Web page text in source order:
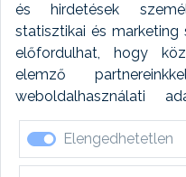
és hirdetések
statisztikai és marketing
előfordulhat, hogy
elemző
weboldalhasználati
forrásokból gyűjtött
elfogadásával
ezen adatokat 6 hónap
Elengedhetetlen